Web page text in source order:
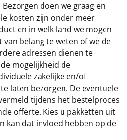
doen we graag en
kosten zijn onder meer
en in welk land we mogen
van belang te weten of we de
adressen dienen te
mogelijkheid de
zakelijke en/of
laten bezorgen. De eventuele
tijdens het bestelproces
offerte. Kies u pakketten uit
kan dat invloed hebben op de